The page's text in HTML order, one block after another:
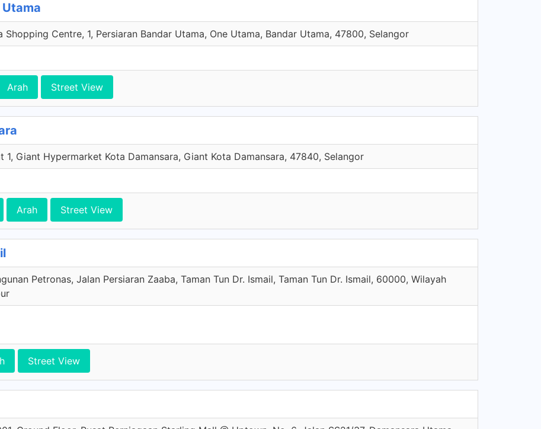
Shopping Centre, 1, Persiaran Bandar Utama, One Utama, Bandar Utama, 47800, Selangor
Arah Street View
1, Giant Hypermarket Kota Damansara, Giant Kota Damansara, 47840, Selangor
Arah Street View
Petronas, Jalan Persiaran Zaaba, Taman Tun Dr. Ismail, Taman Tun Dr. Ismail, 60000, Wilayah
Street View